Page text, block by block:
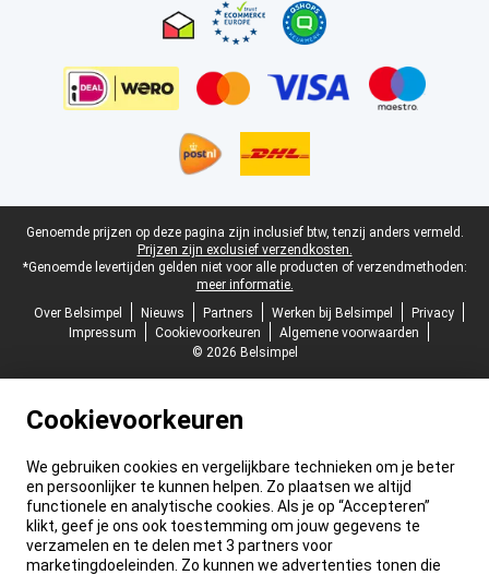
Juridische voettekst
Genoemde prijzen op deze pagina zijn inclusief btw, tenzij anders vermeld.
Prijzen zijn exclusief verzendkosten.
*Genoemde levertijden gelden niet voor alle producten of verzendmethoden:
meer informatie.
Over Belsimpel
Nieuws Partners Werken bij Belsimpel
Privacy
Impressum
Cookievoorkeuren
Algemene voorwaarden
© 2026 Belsimpel
Cookievoorkeuren
We gebruiken cookies en vergelijkbare technieken om je beter
en persoonlijker te kunnen helpen. Zo plaatsen we altijd
functionele en analytische cookies. Als je op “Accepteren”
klikt, geef je ons ook toestemming om jouw gegevens te
verzamelen en te delen met 3 partners voor
marketingdoeleinden. Zo kunnen we advertenties tonen die